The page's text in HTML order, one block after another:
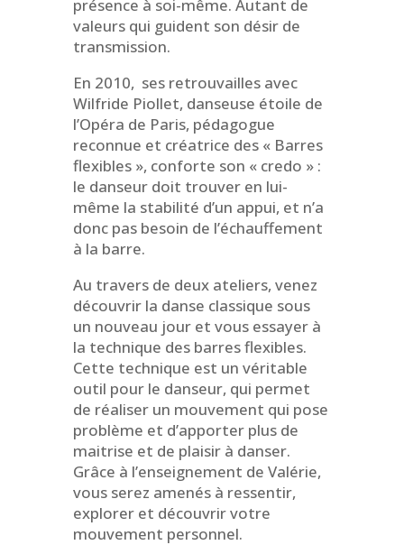
présence à soi-même. Autant de
valeurs qui guident son désir de
transmission.
En 2010, ses retrouvailles avec
Wilfride Piollet, danseuse étoile de
l’Opéra de Paris, pédagogue
reconnue et créatrice des « Barres
flexibles », conforte son « credo » :
le danseur doit trouver en lui-
même la stabilité d’un appui, et n’a
donc pas besoin de l’échauffement
à la barre.
Au travers de deux ateliers, venez
découvrir la danse classique sous
un nouveau jour et vous essayer à
la technique des barres flexibles.
Cette technique est un véritable
outil pour le danseur, qui permet
de réaliser un mouvement qui pose
problème et d’apporter plus de
maitrise et de plaisir à danser.
Grâce à l’enseignement de Valérie,
vous serez amenés à ressentir,
explorer et découvrir votre
mouvement personnel.